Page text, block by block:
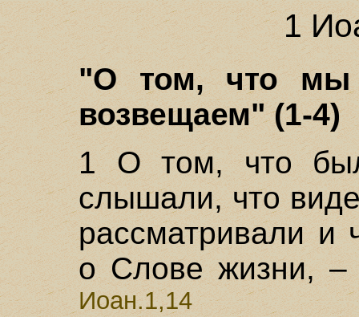
1
"О том, что мы
возвещаем" (1-4)
1 О том, что
слышали, что
рассматривали и
о Слове жизни, –
Иоан.1,14